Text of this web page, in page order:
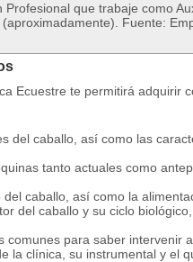
Profesional que trabaje como
Fuente:
Ecuestre te permitirá adquirir
del caballo, así como las
tanto actuales como
caballo, así como la
del caballo y su ciclo
comunes para saber intervenir
la clínica, su instrumental y el